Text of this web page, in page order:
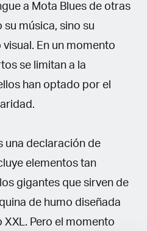
a Mota Blues de otras
música, sino su
En un momento
se limitan a la
han optado por el
una declaración de
elementos tan
gigantes que sirven de
de humo diseñada
Pero el momento